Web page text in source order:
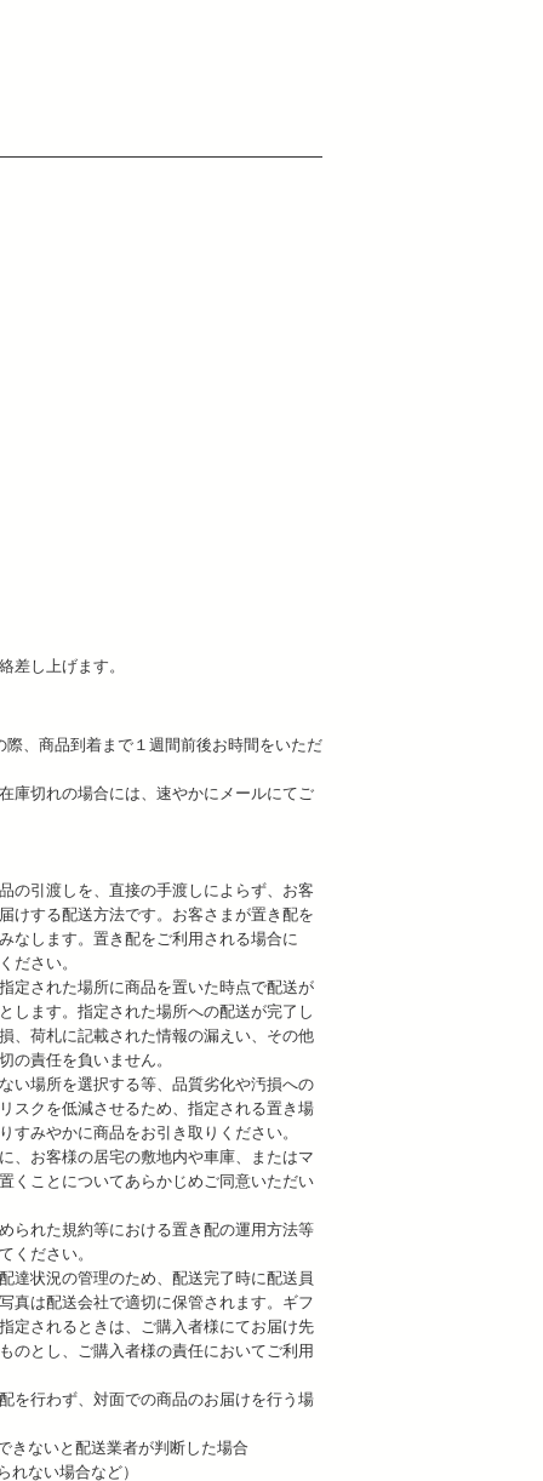
差し上げます。
、商品到着まで１週間前後お時間をいただ
庫切れの場合には、速やかにメールにてご
の引渡しを、直接の手渡しによらず、お客
けする配送方法です。お客さまが置き配を
なします。置き配をご利用される場合に
ださい。
された場所に商品を置いた時点で配送が
します。指定された場所への配送が完了し
、荷札に記載された情報の漏えい、その他
の責任を負いません。
場所を選択する等、品質劣化や汚損への
スクを低減させるため、指定される置き場
みやかに商品をお引き取りください。
お客様の居宅の敷地内や車庫、またはマ
くことについてあらかじめご同意いただい
れた規約等における置き配の運用方法等
ください。
状況の管理のため、配送完了時に配送員
真は配送会社で適切に保管されます。ギフ
定されるときは、ご購入者様にてお届け先
のとし、ご購入者様の責任においてご利用
行わず、対面での商品のお届けを行う場
きないと配送業者が判断した場合
ない場合など）